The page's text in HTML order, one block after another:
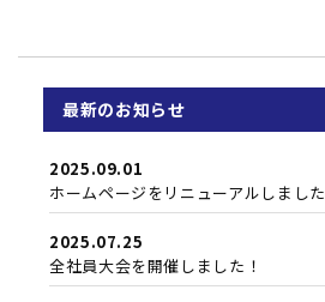
最新のお知らせ
2025.09.01
ホームページをリニューアルしました
2025.07.25
全社員大会を開催しました！